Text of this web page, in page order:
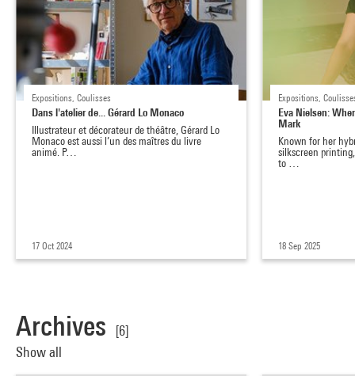
Expositions, Coulisses
Dans l'atelier de... Gérard Lo Monaco
Illustrateur et décorateur de théâtre, Gérard Lo
Monaco est aussi l’un des maîtres du livre
animé. P…
17 Oct 2024
Expositions,
Eva Nielsen:
Mark
Known for her
silkscreen
to …
18 Sep 2025
Archives
[6]
Show all